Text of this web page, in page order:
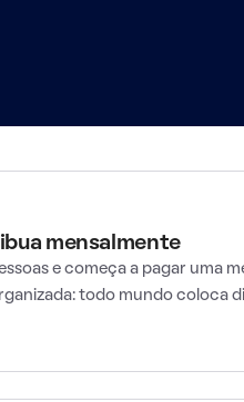
mensalmente
e começa a pagar uma
todo mundo coloca